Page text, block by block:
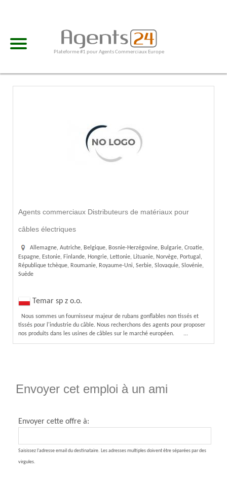
Plateforme #1 pour Agents Commerciaux Europe
Agents commerciaux Distributeurs de matériaux pour
câbles électriques
Allemagne, Autriche, Belgique, Bosnie-Herzégovine, Bulgarie, Croatie,
Espagne, Estonie, Finlande, Hongrie, Lettonie, Lituanie, Norvège, Portugal,
République tchèque, Roumanie, Royaume-Uni, Serbie, Slovaquie, Slovénie,
Suède
Temar sp z o.o.
Nous sommes un fournisseur majeur de rubans gonflables non tissés et
tissés pour l'industrie du câble. Nous recherchons des agents pour proposer
nos produits dans les usines de câbles sur le marché européen. ...
Envoyer cet emploi à un ami
Envoyer cette offre à:
Saisissez l'adresse email du destinataire. Les adresses multiples doivent être séparées par des
virgules.